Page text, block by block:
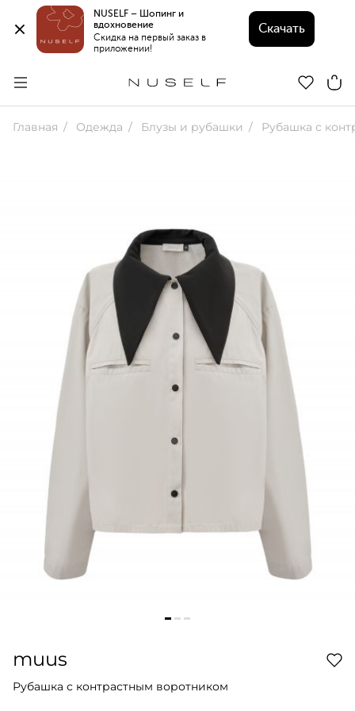
NUSELF – Шопинг и
вдохновение
Скидка на первый заказ в
приложении!
Скачать
Главная Одежда Блузы и рубашки Рубашка с
muus
Рубашка с контрастным воротником